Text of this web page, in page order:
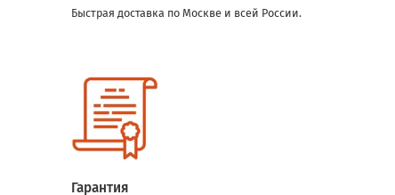
Быстрая доставка по Москве и всей России.
Гарантия